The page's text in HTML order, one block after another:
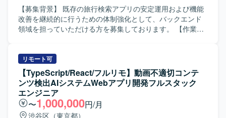
【募集背景】 既存の旅行検索アプリの安定運用および機能
改善を継続的に行うための体制強化として、バックエンド
領域を担っていただける方を募集しております。 【作業内
加し、要件や仕様の確認を行いながら、AWS Lambdaや
Pythonを用いて機能追加や修正を実施していただきます。
また、仕様調整の打ち合わせに参加し、要件を踏まえた設
計や実装方針の検討にも関わっていただきます。 【求める
人物像】 クライアントとのコミュニケーションを取りなが
ら主体的に開発を進められる方を求めております。要件や
リモート可
【TypeScript/React/フルリモ】動画不適切コンテ
ンツ検出AIシステムWebアプリ開発フルスタック
エンジニア
〜1,000,000円/月
渋谷区（東京都）